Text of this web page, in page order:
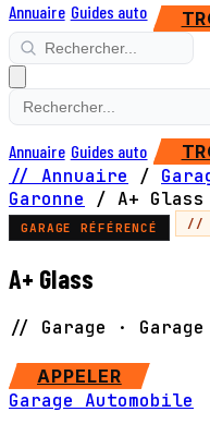
Annuaire Guides auto
Annuaire Guides auto
// Annuaire /
Garonne
/ A+ Glass
GARAGE RÉFÉRENCÉ //
A+ Glass
// Garage · Garage
APPELER
Garage Automobile